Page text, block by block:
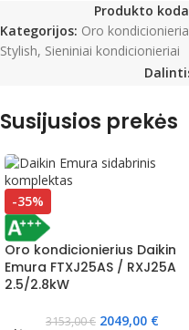
Produkto
Kategorijos: Oro
Stylish, Sieniniai kondicionieriai
Susijusios prekės
-35%
Oro kondicionierius Daikin
Emura FTXJ25AS / RXJ25A
2.5/2.8kW
3153,00€ 2049,00 €